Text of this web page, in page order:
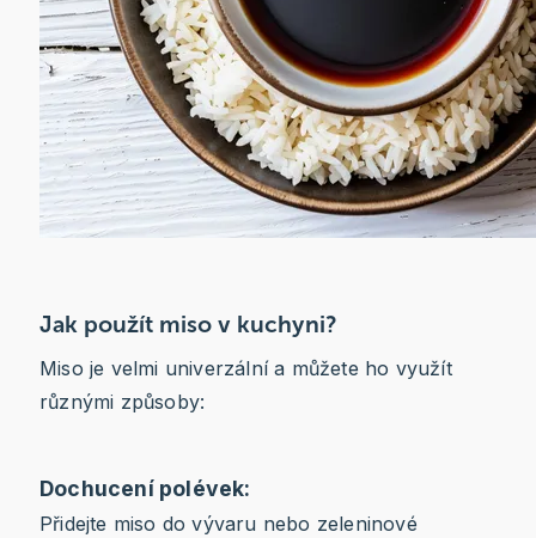
Jak použít miso v kuchyni?
Miso je velmi univerzální a můžete ho využít
různými způsoby:
Dochucení polévek:
Přidejte miso do vývaru nebo zeleninové